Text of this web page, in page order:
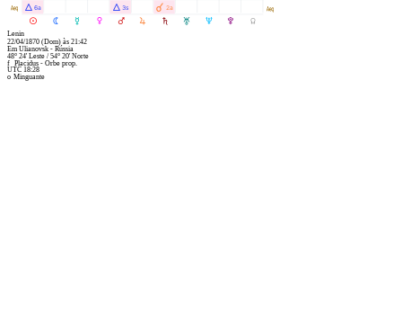
M N O P Q R S T U V Y
l
l Á 6a Á 3s À 2a
Lenin
22/04/1870 (Dom) às 21:42
EmUlianovsk - Rússia
48° 24' Leste/54° 20' Norte
f Placidus - Orbe prop.
UTC 18:28
Minguante
o